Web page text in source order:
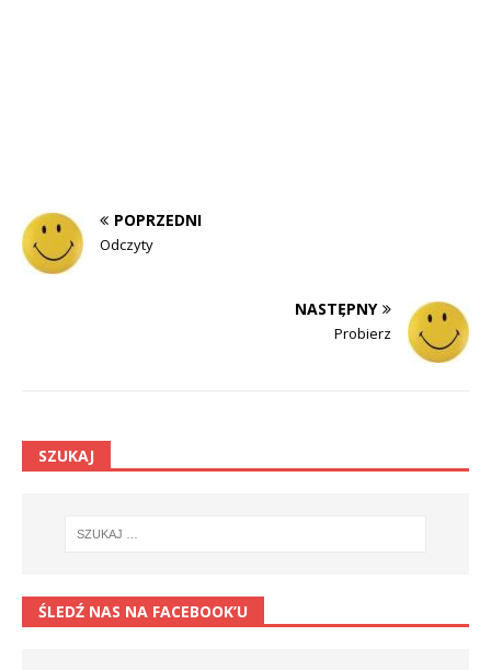
POPRZEDNI
Odczyty
NASTĘPNY
Probierz
SZUKAJ
ŚLEDŹ NAS NA FACEBOOK’U